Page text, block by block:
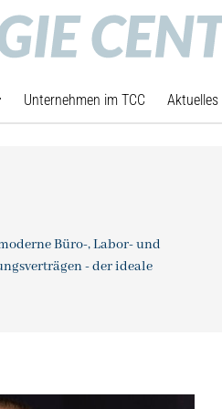
Unternehmen im TCC Aktuelles
Büro-, Labor- und
- der ideale